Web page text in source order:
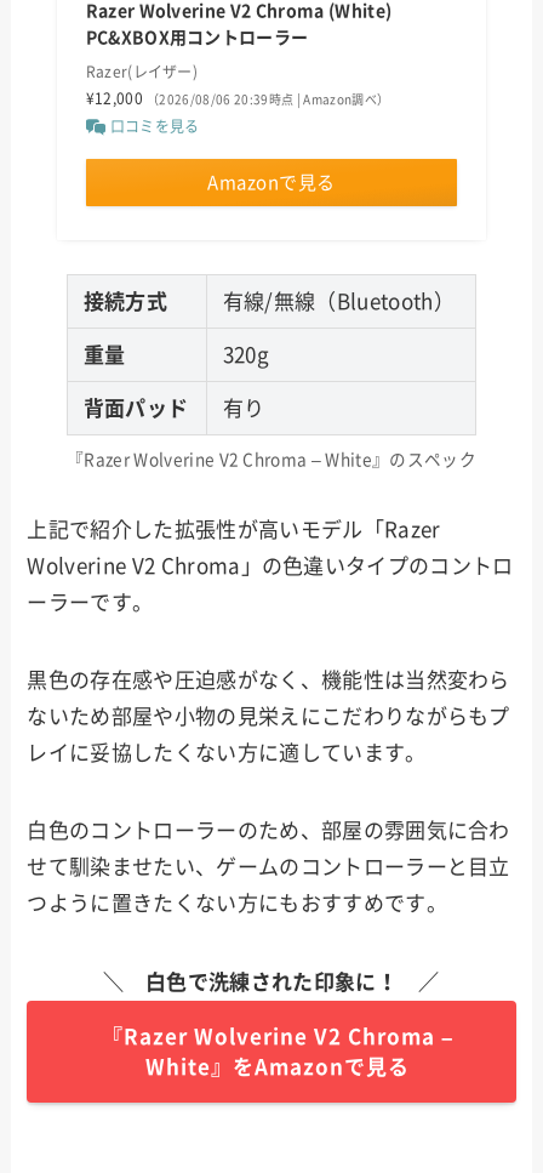
Razer Wolverine V2 Chroma (White)
PC&XBOX用コントローラー
Razer(レイザー)
¥12,000
（2026/08/06 20:39時点 | Amazon調べ）
口コミを見る
Amazonで見る
接続方式 有線/無線（Bluetooth）
重量 320g
背面パッド 有り
『Razer Wolverine V2 Chroma – White』のスペック
上記で紹介した拡張性が高いモデル「Razer
Wolverine V2 Chroma」の色違いタイプのコントロ
ーラーです。
黒色の存在感や圧迫感がなく、機能性は当然変わら
ないため部屋や小物の見栄えにこだわりながらもプ
レイに妥協したくない方に適しています。
白色のコントローラーのため、部屋の雰囲気に合わ
せて馴染ませたい、ゲームのコントローラーと目立
つように置きたくない方にもおすすめです。
＼ 白色で洗練された印象に！ ／
『Razer Wolverine V2 Chroma –
White』をAmazonで見る